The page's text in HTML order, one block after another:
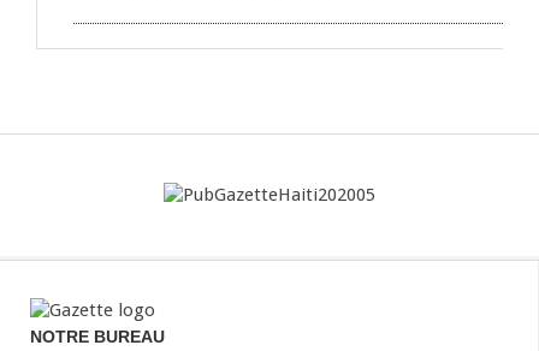
NOTRE BUREAU